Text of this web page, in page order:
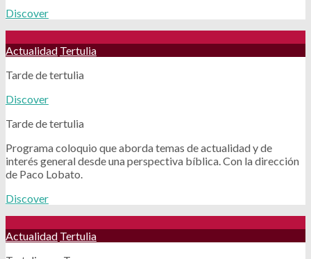
Discover
Actualidad Tertulia
Tarde de tertulia
Discover
Tarde de tertulia
Programa coloquio que aborda temas de actualidad y de
interés general desde una perspectiva bíblica. Con la dirección
de Paco Lobato.
Discover
Actualidad Tertulia